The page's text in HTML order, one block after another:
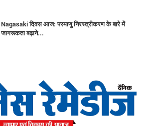
Nagasaki दिवस आज: परमाणु निरस्त्रीकरण के बारे में
जागरूकता बढ़ाने...